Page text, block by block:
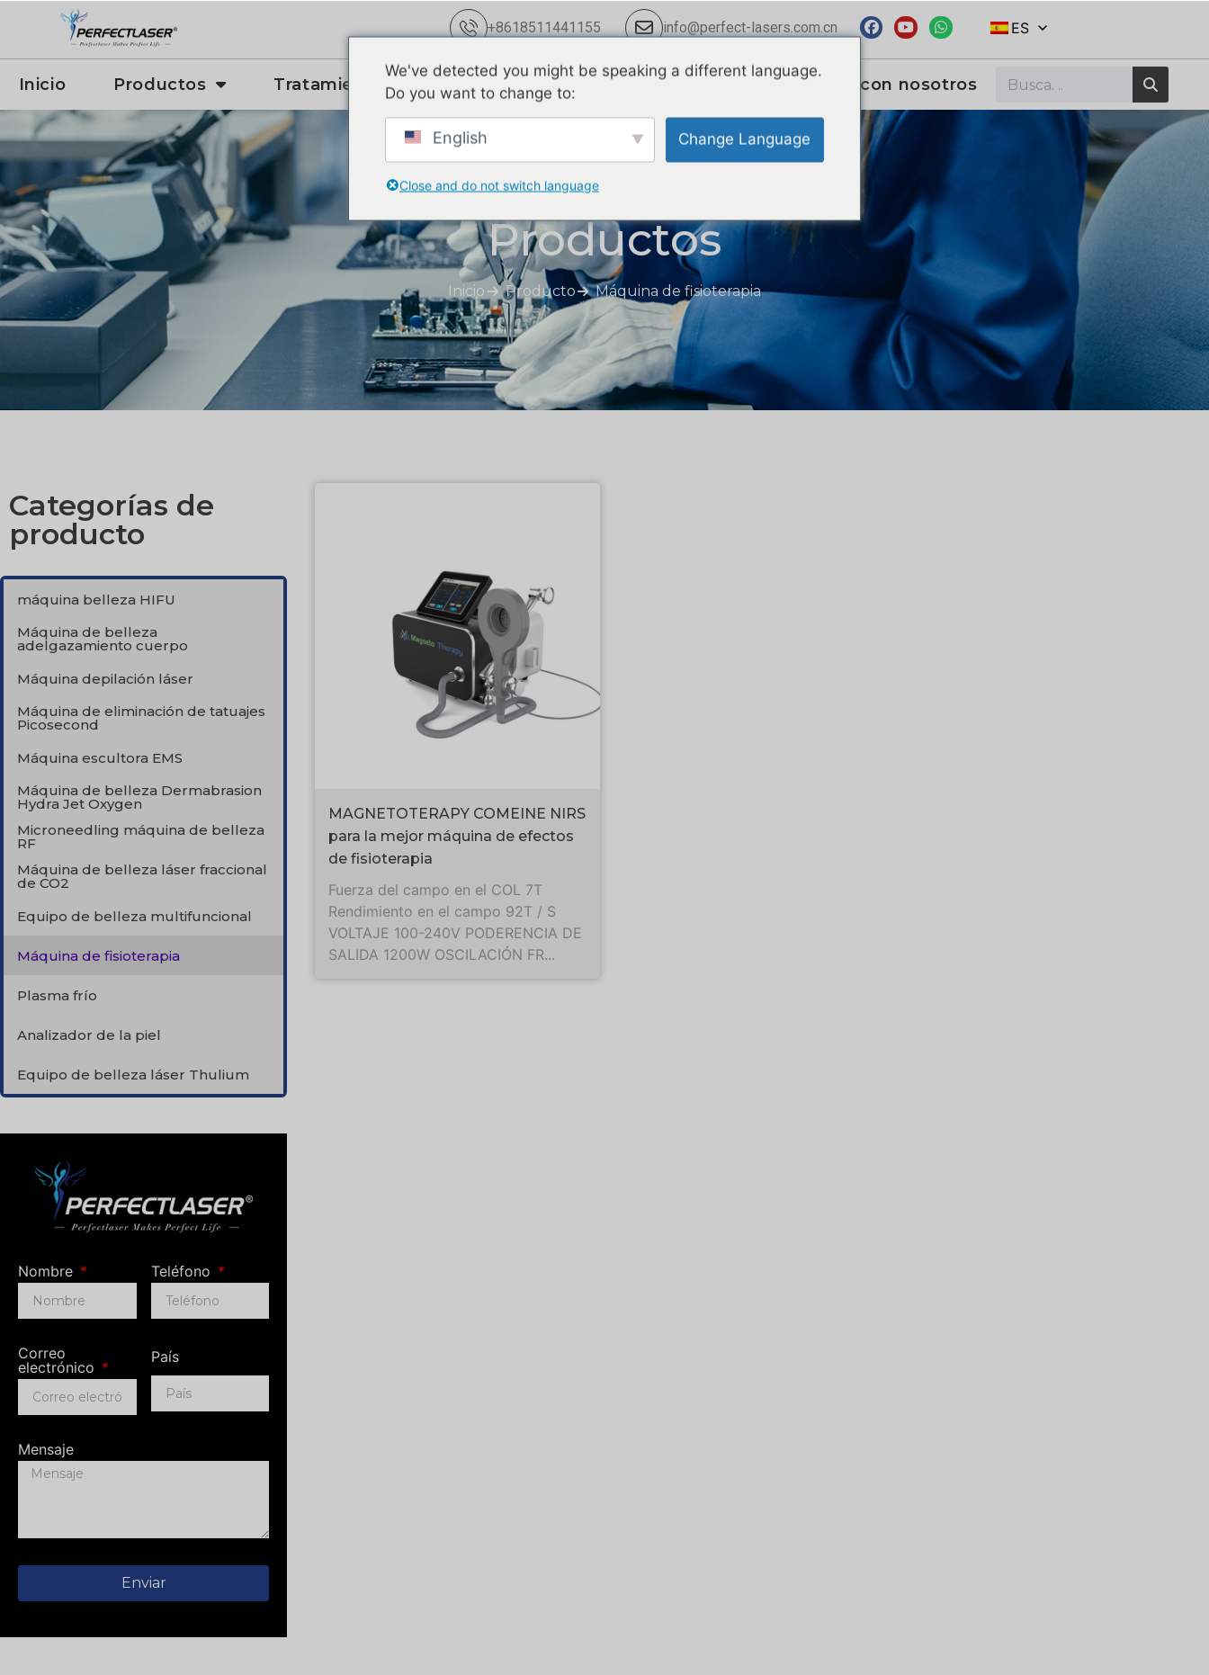
+8618511441155 info@perfect-lasers.com.cn ES
Inicio Productos Tratamiento Noticias Acerca de nosotros Contacta con nosotros
Productos
Inicio Producto Máquina de fisioterapia
Categorías de
producto
máquina belleza HIFU
Máquina de belleza
adelgazamiento cuerpo
Máquina depilación láser
Máquina de eliminación de tatuajes
Picosecond
Máquina escultora EMS
Máquina de belleza Dermabrasion
Hydra Jet Oxygen
Microneedling máquina de belleza
RF
Máquina de belleza láser fraccional
de CO2
Equipo de belleza multifuncional
Máquina de fisioterapia
Plasma frío
Analizador de la piel
Equipo de belleza láser Thulium
Nombre Teléfono
Correo
electrónico
País
Mensaje
Enviar
MAGNETOTERAPY COMEINE NIRS
para la mejor máquina de efectos
de fisioterapia
Fuerza del campo en el COL 7T
Rendimiento en el campo 92T / S
VOLTAJE 100-240V PODERENCIA DE
SALIDA 1200W OSCILACIÓN FR...
We've detected you might be speaking a different language.
Do you want to change to:
English Change Language
Close and do not switch language